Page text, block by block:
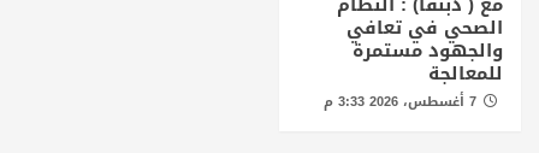
الصحي في تعافي
والجهود مستمرة
للمعالجة